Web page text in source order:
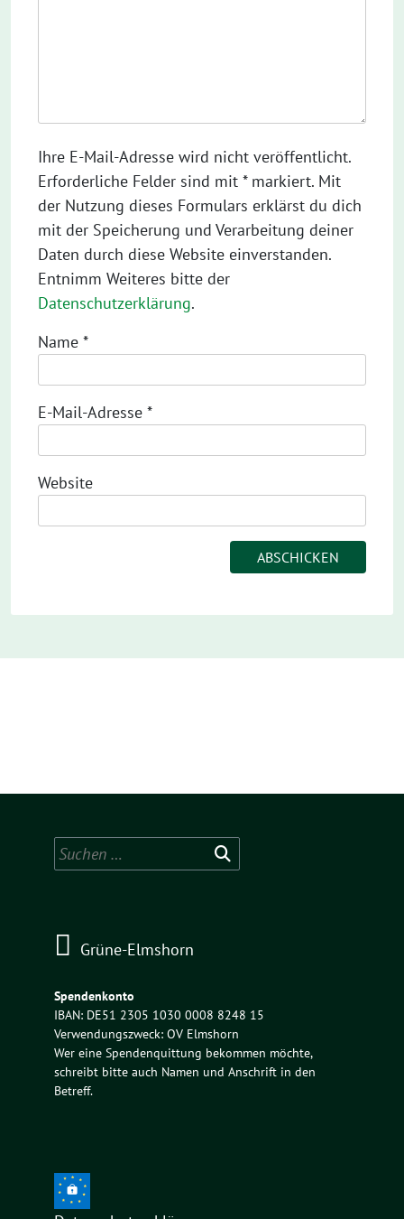
Ihre E-Mail-Adresse wird nicht veröffentlicht.
Erforderliche Felder sind mit * markiert. Mit
der Nutzung dieses Formulars erklärst du dich
mit der Speicherung und Verarbeitung deiner
Daten durch diese Website einverstanden.
Entnimm Weiteres bitte der
Datenschutzerklärung.
Name *
E-Mail-Adresse *
Website
Suchen
nach:
Grüne-Elmshorn
Spendenkonto
IBAN: DE51 2305 1030 0008 8248 15
Verwendungszweck: OV Elmshorn
Wer eine Spendenquittung bekommen möchte,
schreibt bitte auch Namen und Anschrift in den
Betreff.